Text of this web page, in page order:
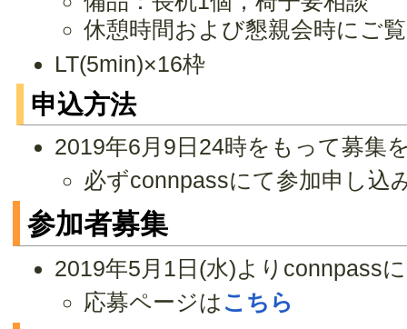
休憩時間および懇親会時にご
LT(5min)×16枠
申込方法
2019年6月9日24時をもって募集
必ずconnpassにて参加申し込
参加者募集
2019年5月1日(水)よりconnpass
応募ページは こちら